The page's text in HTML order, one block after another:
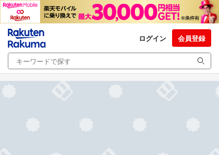
ログイン 会員登録